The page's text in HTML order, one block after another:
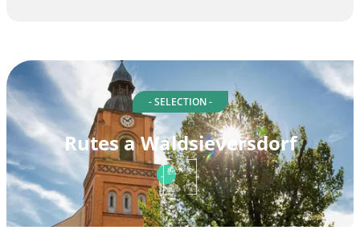
- SELECTION -
Rutes a Waldsieversdorf